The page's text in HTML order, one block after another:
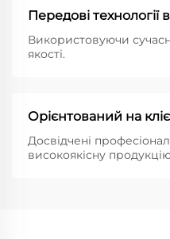
Передові
Використовуючи
якості.
Орієнтований на
Досвідчені
високоякісну